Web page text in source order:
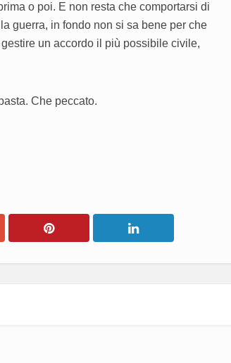
o poi. E non resta che comportarsi di
guerra, in fondo non si sa bene per che
un accordo il più possibile civile,
Che peccato.